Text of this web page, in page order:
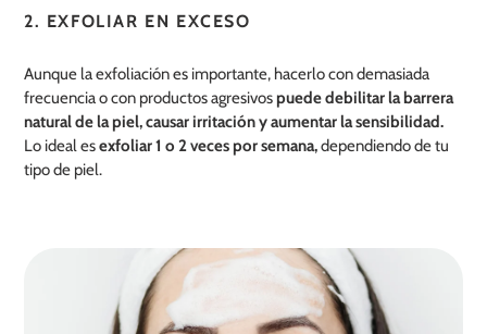
2. EXFOLIAR EN EXCESO
Aunque la exfoliación es importante, hacerlo con demasiada
frecuencia o con productos agresivospuede debilitar la barrera
natural de la piel, causar irritación y aumentar la sensibilidad.
Lo ideal esexfoliar 1 o 2 veces por semana,dependiendo de tu
tipo de piel.